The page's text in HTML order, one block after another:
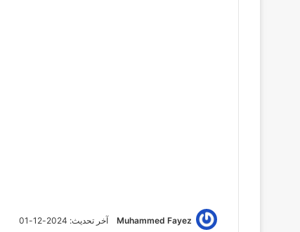
Muhammed Fayez آخر تحديث: 2024-12-01